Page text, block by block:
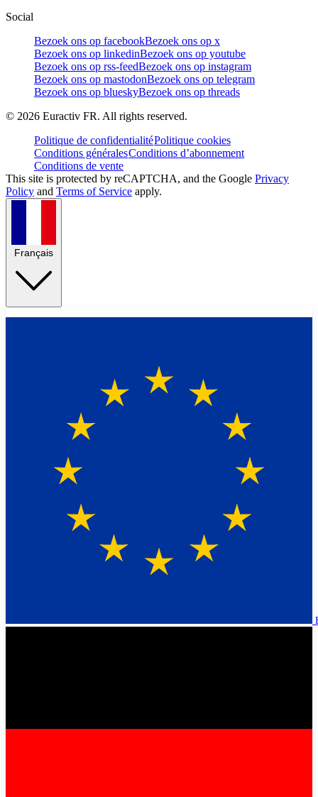
Social
Bezoek ons op facebookBezoek ons op x
Bezoek ons op linkedinBezoek ons op youtube
Bezoek ons op rss-feedBezoek ons op instagram
Bezoek ons op mastodonBezoek ons op telegram
Bezoek ons op blueskyBezoek ons op threads
© 2026 Euractiv FR. All rights reserved.
Politique de confidentialitéPolitique cookies
Conditions généralesConditions d’abonnement
Conditions de vente
This site is protected by reCAPTCHA, and the Google Privacy
Policy and Terms of Service apply.
Français